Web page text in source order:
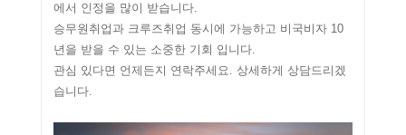
에서 인정을 많이 받습니다.
승무원취업과 크루즈취업 동시에 가능하고 비국비자 10
년을 받을 수 있는 소중한 기회 입니다.
관심 있다면 언제든지 연락주세요. 상세하게 상담드리겠
습니다.